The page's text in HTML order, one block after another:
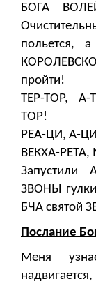
БОГА
польется,
пройти!
ТЕР-ТОР,
ТОР!
РЕА-ЦИ, А-
ВЕКХА-
ЗВОНЫ
БЧА святой
Послание
Меня